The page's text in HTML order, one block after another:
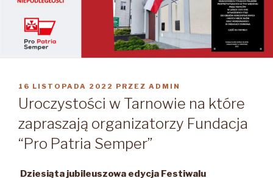
OPUBLIKOWANE
W
16 LISTOPADA 2022 PRZEZ ADMIN
Uroczystości w Tarnowie na które
zapraszają organizatorzy Fundacja
“Pro Patria Semper”
Dziesiąta jubileuszowa edycja Festiwalu